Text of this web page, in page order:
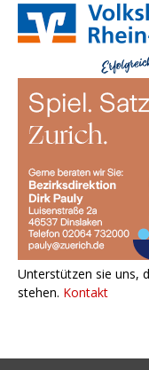
Unterstützen sie uns,
stehen. Kontakt